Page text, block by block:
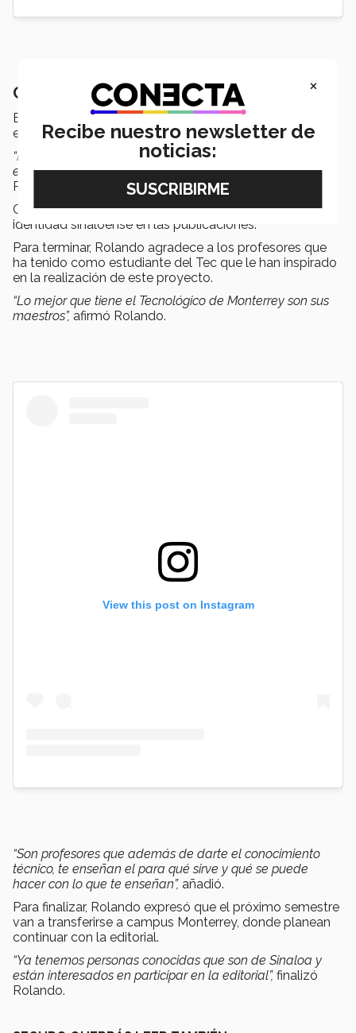
Con identidad sinaloense
El nombre de“Editorial Arrayán”viene de una fruta
endémica de Sinaloa llamada Arrayán.
“Es muy común vender y consumir esta fruta, sobre todo
en las sindicaturas alrededor de Culiacán”, expresó
Rolando.
Con este nombre, Rolando busca representar la
identidad sinaloense en las publicaciones.
Para terminar, Rolando agradece a los profesores que
ha tenido como estudiante del Tec que le han inspirado
en la realización de este proyecto.
“Lo mejor que tiene el Tecnológico de Monterrey son sus
maestros”, afirmó Rolando.
View this post on Instagram
“Son profesores que además de darte el conocimiento
técnico, te enseñan el para qué sirve y qué se puede
hacer con lo que te enseñan”, añadió.
Para finalizar, Rolando expresó que el próximo semestre
van a transferirse a campus Monterrey, donde planean
continuar con la editorial.
“Ya tenemos personas conocidas que son de Sinaloa y
están interesados en participar en la editorial”, finalizó
Rolando.
×
Recibe nuestro newsletter de
noticias: